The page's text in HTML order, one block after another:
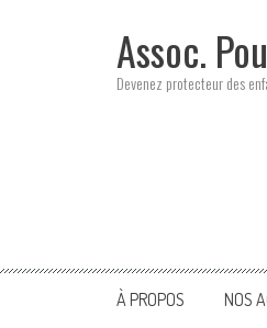
Assoc.
Devenez protecteur des
À PROPOS NOS